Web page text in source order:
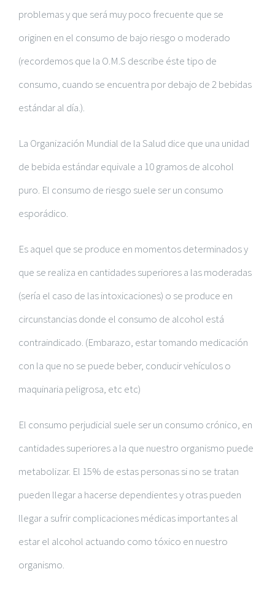
problemas y que será muy poco frecuente que se
originen en el consumo de bajo riesgo o moderado
(recordemos que la O.M.S describe éste tipo de
consumo, cuando se encuentra por debajo de 2 bebidas
estándar al día.).
La Organización Mundial de la Salud dice que una unidad
de bebida estándar equivale a 10 gramos de alcohol
puro. El consumo de riesgo suele ser un consumo
esporádico.
Es aquel que se produce en momentos determinados y
que se realiza en cantidades superiores a las moderadas
(sería el caso de las intoxicaciones) o se produce en
circunstancias donde el consumo de alcohol está
contraindicado. (Embarazo, estar tomando medicación
con la que no se puede beber, conducir vehículos o
maquinaria peligrosa, etc etc)
El consumo perjudicial suele ser un consumo crónico, en
cantidades superiores a la que nuestro organismo puede
metabolizar. El 15% de estas personas si no se tratan
pueden llegar a hacerse dependientes y otras pueden
llegar a sufrir complicaciones médicas importantes al
estar el alcohol actuando como tóxico en nuestro
organismo.